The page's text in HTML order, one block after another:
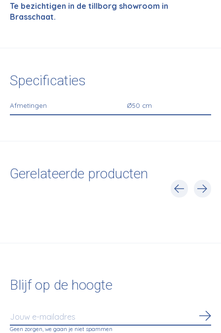
Te bezichtigen in de tillborg showroom in
Brasschaat.
Specificaties
Afmetingen Ø50 cm
Gerelateerde producten
Blijf op de hoogte
Geen zorgen, we gaan je niet spammen